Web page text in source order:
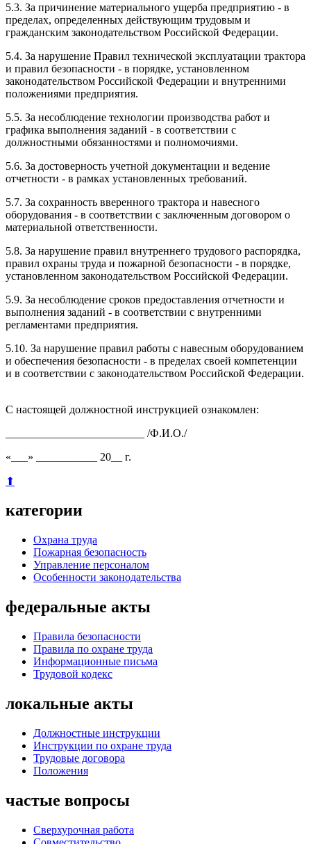
5.3. За причинение материального ущерба предприятию - в
пределах, определенных действующим трудовым и
гражданским законодательством Российской Федерации.
5.4. За нарушение Правил технической эксплуатации трактора
и правил безопасности - в порядке, установленном
законодательством Российской Федерации и внутренними
положениями предприятия.
5.5. За несоблюдение технологии производства работ и
графика выполнения заданий - в соответствии с
должностными обязанностями и полномочиями.
5.6. За достоверность учетной документации и ведение
отчетности - в рамках установленных требований.
5.7. За сохранность вверенного трактора и навесного
оборудования - в соответствии с заключенным договором о
материальной ответственности.
5.8. За нарушение правил внутреннего трудового распорядка,
правил охраны труда и пожарной безопасности - в порядке,
установленном законодательством Российской Федерации.
5.9. За несоблюдение сроков предоставления отчетности и
выполнения заданий - в соответствии с внутренними
регламентами предприятия.
5.10. За нарушение правил работы с навесным оборудованием
и обеспечения безопасности - в пределах своей компетенции
и в соответствии с законодательством Российской Федерации.
С настоящей должностной инструкцией ознакомлен:
_________________________ /Ф.И.О./
«___» ___________ 20__ г.
⬆
категории
Охрана труда
Пожарная безопасность
Управление персоналом
Особенности законодательства
федеральные акты
Правила безопасности
Правила по охране труда
Информационные письма
Трудовой кодекс
локальные акты
Должностные инструкции
Инструкции по охране труда
Трудовые договора
Положения
частые вопросы
Сверхурочная работа